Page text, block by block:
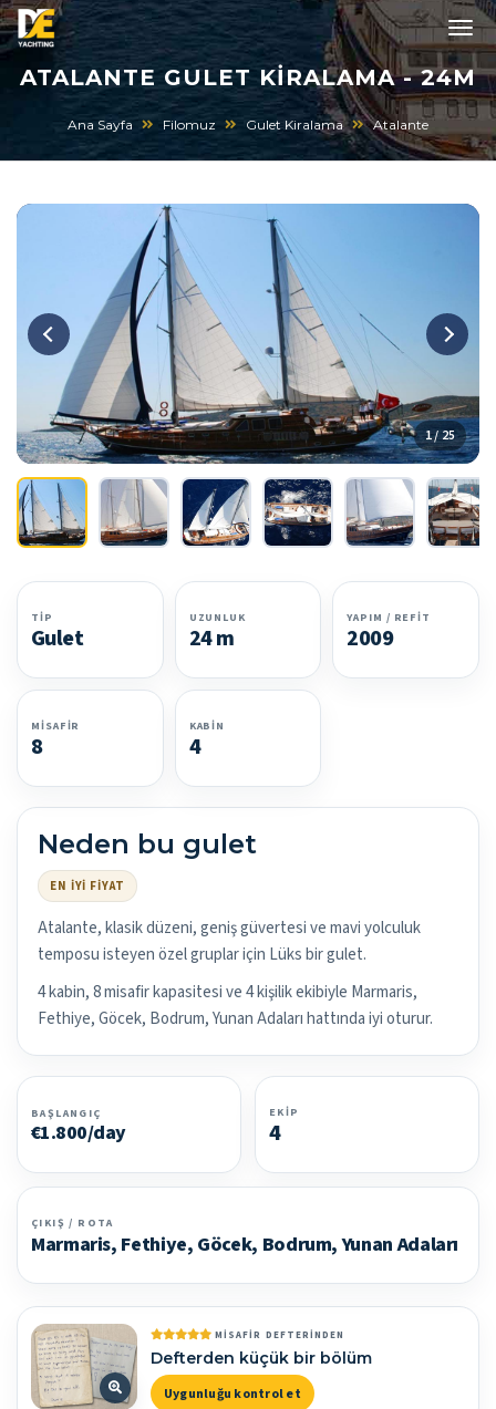
ATALANTE GULET KIRALAMA - 24M
Ana Sayfa Filomuz Gulet Kiralama Atalante
1 / 25
TIP
Gulet
UZUNLUK
24 m
YAPIM / REFIT
2009
MISAFIR
8
KABIN
4
Neden bu gulet
EN İYI FIYAT
Atalante, klasik düzeni, geniş güvertesi ve mavi yolculuk
temposu isteyen özel gruplar için Lüks bir gulet.
4 kabin, 8 misafir kapasitesi ve 4 kişilik ekibiyle Marmaris,
Fethiye, Göcek, Bodrum, Yunan Adaları hattında iyi oturur.
BAŞLANGIÇ
€1.800/day
EKIP
4
ÇIKIŞ / ROTA
Marmaris, Fethiye, Göcek, Bodrum, Yunan Adaları
MISAFIR DEFTERINDEN
Defterden küçük bir bölüm
Uygunluğu kontrol et